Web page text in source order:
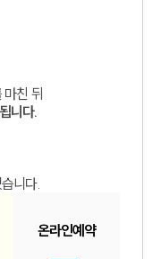
친 뒤
니다.
니다.
온라인예약